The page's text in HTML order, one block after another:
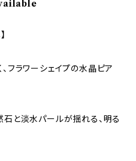
フラワーシェイプの水晶ピア
と淡水パールが揺れる、明る